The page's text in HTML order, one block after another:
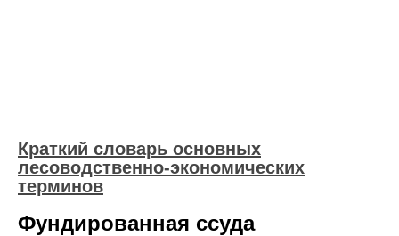
Краткий словарь основных
лесоводственно-экономических
терминов
Фундированная ссуда